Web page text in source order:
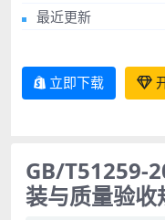
最近更新
立即下载
GB/T51259-
装与质量验收